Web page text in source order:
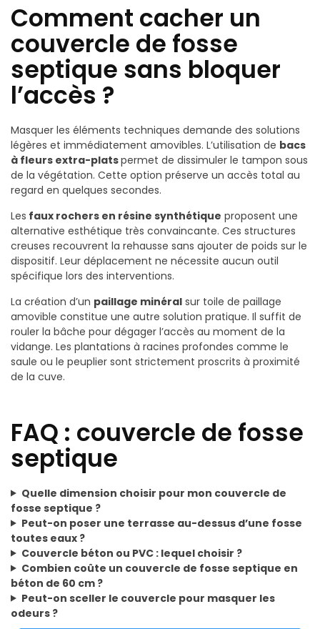
Comment cacher un
couvercle de fosse
septique sans bloquer
l’accès ?
Masquer les éléments techniques demande des solutions
légères et immédiatement amovibles. L’utilisation de bacs
à fleurs extra-platspermet de dissimuler le tampon sous
de la végétation. Cette option préserve un accès total au
regard en quelques secondes.
Les faux rochers en résine synthétique proposent une
alternative esthétique très convaincante. Ces structures
creuses recouvrent la rehausse sans ajouter de poids sur le
dispositif. Leur déplacement ne nécessite aucun outil
spécifique lors des interventions.
La création d’un paillage minéral sur toile de paillage
amovible constitue une autre solution pratique. Il suffit de
rouler la bâche pour dégager l’accès au moment de la
vidange. Les plantations à racines profondes comme le
saule ou le peuplier sont strictement proscrits à proximité
de la cuve.
FAQ : couvercle de fosse
septique
Quelle dimension choisir pour mon couvercle de
fosse septique ?
Peut-on poser une terrasse au-dessus d’une fosse
toutes eaux ?
Couvercle béton ou PVC : lequel choisir ?
Combien coûte un couvercle de fosse septique en
béton de 60 cm ?
Peut-on sceller le couvercle pour masquer les
odeurs ?